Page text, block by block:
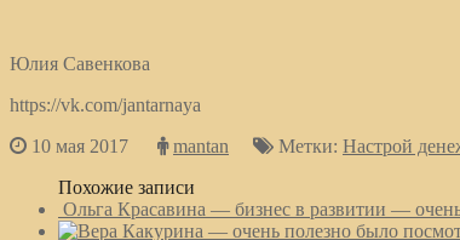
Юлия Савенкова
https://vk.com/jantarnaya
10 мая 2017
mantan Метки: Настрой
Похожие записи
Ольга Красавина — бизнес в развитии —